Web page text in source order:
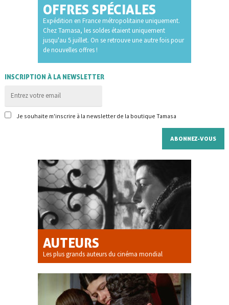
OFFRES SPÉCIALES
Expédition en France métropolitaine uniquement.
Chez Tamasa, les soldes étaient uniquement
jusqu'au 5 juillet. On se retrouve une autre fois pour
de nouvelles offres !
INSCRIPTION À LA NEWSLETTER
Je souhaite m'inscrire à la newsletter de la boutique Tamasa
AUTEURS
Les plus grands auteurs du cinéma mondial